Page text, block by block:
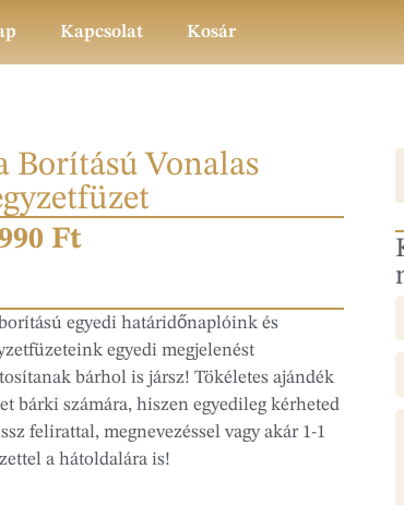
Kapcsolat Kosár
Borítású Vonalas
Ft
egyedi határidőnaplóink és
egyedi megjelenést
bárhol is jársz! Tökéletes ajándék
bárki számára, hiszen egyedileg kérheted
felirattal, megnevezéssel vagy akár 1-1
a hátoldalára is!